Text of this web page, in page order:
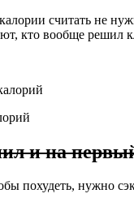
считать не
кто вообще решил
и на
похудеть, нужно